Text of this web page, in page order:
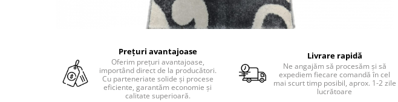
Prețuri avantajoase
Oferim prețuri avantajoase,
importând direct de la producători.
Cu parteneriate solide și procese
eficiente, garantăm economie și
calitate superioară.
Livrare rapidă
Ne angajăm să procesăm și să
expediem fiecare comandă în cel
mai scurt timp posibil, aprox. 1-2 zile
lucrătoare